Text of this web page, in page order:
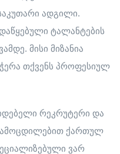
ადგილი.
ტალანტების
მისი მიზანია
თქვენს პროფესიულ
რეკრუტერი და
ქართულ
ვარ